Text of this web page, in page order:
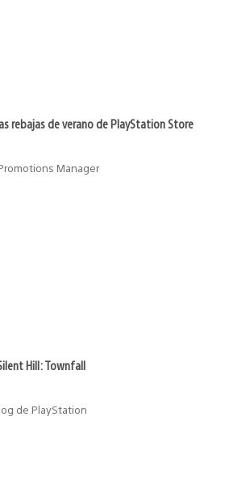
rebajas de verano de PlayStation Store
Manager
Hill: Townfall
de PlayStation